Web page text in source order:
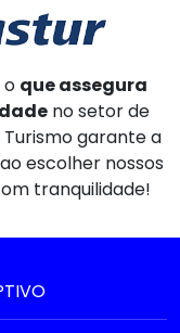
o que assegura
no setor de
Turismo garante a
escolher nossos
tranquilidade!